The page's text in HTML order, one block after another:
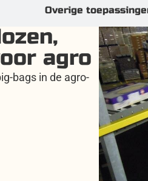
Overige
agro
bags in de agro-